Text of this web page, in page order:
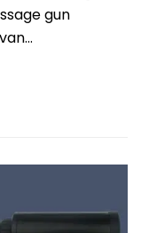
gun